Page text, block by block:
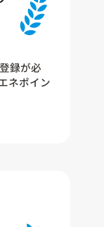
録が必
ネポイン